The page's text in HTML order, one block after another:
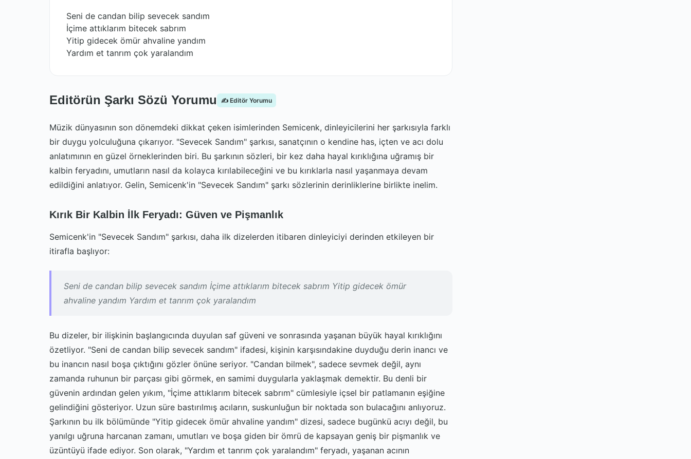
Seni de candan bilip sevecek sandım
İçime attıklarım bitecek sabrım
Yitip gidecek ömür ahvaline yandım
Yardım et tanrım çok yaralandım
Editörün Şarkı Sözü Yorumu ✍️ Editör Yorumu
Müzik dünyasının son dönemdeki dikkat çeken isimlerinden Semicenk, dinleyicilerini her şarkısıyla farklı
bir duygu yolculuğuna çıkarıyor. "Sevecek Sandım" şarkısı, sanatçının o kendine has, içten ve acı dolu
anlatımının en güzel örneklerinden biri. Bu şarkının sözleri, bir kez daha hayal kırıklığına uğramış bir
kalbin feryadını, umutların nasıl da kolayca kırılabileceğini ve bu kırıklarla nasıl yaşanmaya devam
edildiğini anlatıyor. Gelin, Semicenk'in "Sevecek Sandım" şarkı sözlerinin derinliklerine birlikte inelim.
Kırık Bir Kalbin İlk Feryadı: Güven ve Pişmanlık
Semicenk'in "Sevecek Sandım" şarkısı, daha ilk dizelerden itibaren dinleyiciyi derinden etkileyen bir
itirafla başlıyor:
Seni de candan bilip sevecek sandım İçime attıklarım bitecek sabrım Yitip gidecek ömür
ahvaline yandım Yardım et tanrım çok yaralandım
Bu dizeler, bir ilişkinin başlangıcında duyulan saf güveni ve sonrasında yaşanan büyük hayal kırıklığını
özetliyor. "Seni de candan bilip sevecek sandım" ifadesi, kişinin karşısındakine duyduğu derin inancı ve
bu inancın nasıl boşa çıktığını gözler önüne seriyor. "Candan bilmek", sadece sevmek değil, aynı
zamanda ruhunun bir parçası gibi görmek, en samimi duygularla yaklaşmak demektir. Bu denli bir
güvenin ardından gelen yıkım, "İçime attıklarım bitecek sabrım" cümlesiyle içsel bir patlamanın eşiğine
gelindiğini gösteriyor. Uzun süre bastırılmış acıların, suskunluğun bir noktada son bulacağını anlıyoruz.
Şarkının bu ilk bölümünde "Yitip gidecek ömür ahvaline yandım" dizesi, sadece bugünkü acıyı değil, bu
yanılgı uğruna harcanan zamanı, umutları ve boşa giden bir ömrü de kapsayan geniş bir pişmanlık ve
üzüntüyü ifade ediyor. Son olarak, "Yardım et tanrım çok yaralandım" feryadı, yaşanan acının